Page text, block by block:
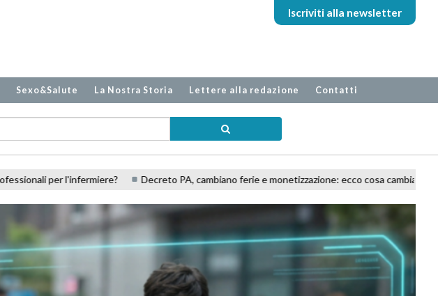
Iscriviti alla newsletter
Sexo&Salute La Nostra Storia Lettere alla redazione Contatti
Decreto PA, cambiano ferie e monetizzazione: ecco cosa cambia per i dipendenti pubblici